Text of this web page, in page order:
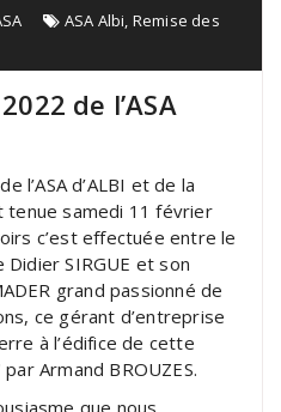
ASA Albi, Remise des
de l’ASA
l’ASA d’ALBI et de la
tenue samedi 11 février
c’est effectuée entre le
SIRGUE et son
grand passionné de
ce gérant d’entreprise
à l’édifice de cette
Armand BROUZES.